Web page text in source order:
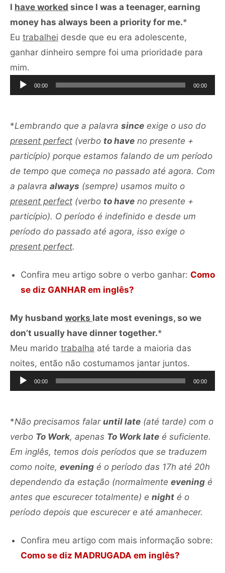
I have worked since I was a teenager, earning
money has always been a priority for me.*
Eu trabalhei desde que eu era adolescente,
ganhar dinheiro sempre foi uma prioridade para
mim.
de
áudio
00:00 00:00
*Lembrando que a palavra since exige o uso do
present perfect (verbo to have no presente +
particípio) porque estamos falando de um período
de tempo que começa no passado até agora. Com
a palavra always (sempre) usamos muito o
present perfect (verbo to have no presente +
particípio). O período é indefinido e desde um
período do passado até agora, isso exige o
present perfect.
Confira meu artigo sobre o verbo ganhar: Como
se diz GANHAR em inglês?
My husband works late most evenings, so we
don’t usually have dinner together.*
Meu marido trabalha até tarde a maioria das
noites, então não costumamos jantar juntos.
de
áudio
00:00 00:00
*Não precisamos falar until late (até tarde) com o
verbo To Work, apenas To Work late é suficiente.
Em inglês, temos dois períodos que se traduzem
como noite, evening é o período das 17h até 20h
dependendo da estação (normalmente evening é
antes que escurecer totalmente) e night é o
período depois que escurecer e até amanhecer.
Confira meu artigo com mais informação sobre:
Como se diz MADRUGADA em inglês?